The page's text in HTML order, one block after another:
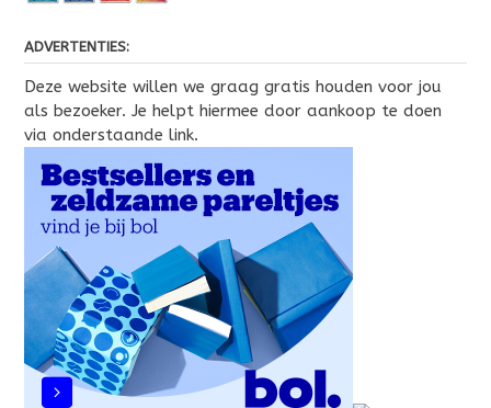
ADVERTENTIES:
Deze website willen we graag gratis houden voor jou
als bezoeker. Je helpt hiermee door aankoop te doen
via onderstaande link.